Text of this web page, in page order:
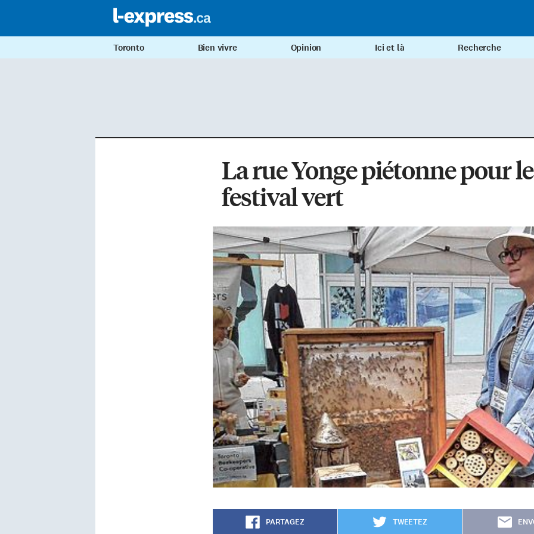
Toronto Bien vivre Opinion Ici et là Recherche
La rue Yonge piétonne pour le
festival vert
PARTAGEZ TWEETEZ